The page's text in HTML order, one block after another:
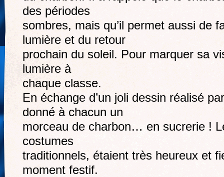
des périodes
sombres, mais qu’il permet aussi de
lumière et du retour
prochain du soleil. Pour marquer sa
lumière à
chaque classe.
En échange d’un joli dessin réalisé
donné à chacun un
morceau de charbon… en sucrerie !
costumes
traditionnels, étaient très heureux et
moment festif.